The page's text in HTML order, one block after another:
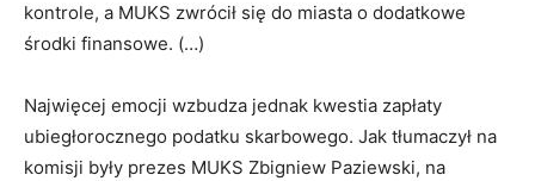
kontrole, a MUKS zwrócił się do miasta o dodatkowe
środki finansowe. (…)
Najwięcej emocji wzbudza jednak kwestia zapłaty
ubiegłorocznego podatku skarbowego. Jak tłumaczył na
komisji były prezes MUKS Zbigniew Paziewski, na